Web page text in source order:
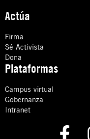
Actúa
Firma
Sé Activista
Dona
Plataformas
Campus virtual
Gobernanza
Intranet